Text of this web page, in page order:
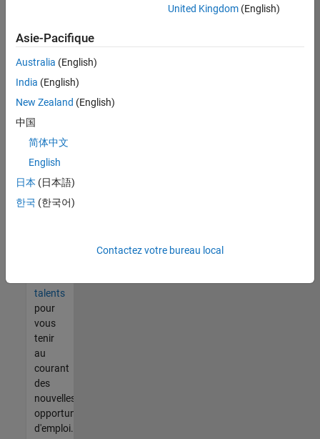
d'emploi.
malgré
tout
vous
trouvez
pas
d'offre
corresponde
à vos
talents
pour
vous
tenir
au
courant
des
nouvelles
opportunités
d'emploi.
United Kingdom(English)
Asie-Pacifique
Australia (English)
India (English)
New Zealand (English)
中国
简体中文
English
日本 (日本語)
한국 (한국어)
Contactez votre bureau local